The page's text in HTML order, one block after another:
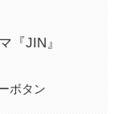
『JIN』
ボタン